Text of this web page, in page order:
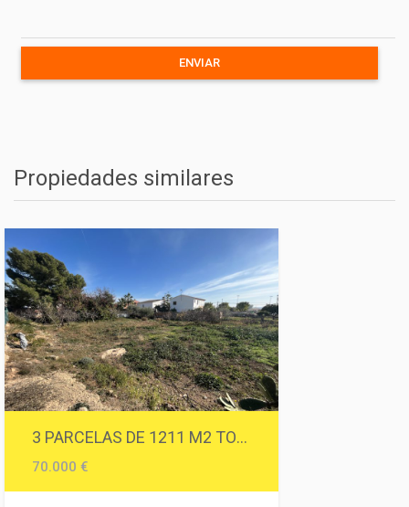
Propiedades similares
3 PARCELAS DE 1211 M2 TOTALES O 400 M2 APROX, CADA UNA.
70.000 €